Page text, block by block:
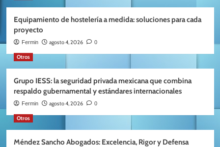
Equipamiento de hostelería a medida: soluciones para cada
proyecto
Fermin agosto 4, 2026 0
Otros
Grupo IESS: la seguridad privada mexicana que combina
respaldo gubernamental y estándares internacionales
Fermin agosto 4, 2026 0
Otros
Méndez Sancho Abogados: Excelencia, Rigor y Defensa